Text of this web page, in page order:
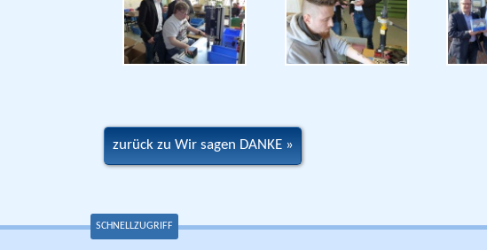
zurück zu Wir sagen DANKE
SCHNELLZUGRIFF